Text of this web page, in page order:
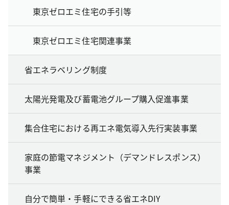
東京ゼロエミ住宅の手引等
東京ゼロエミ住宅関連事業
省エネラベリング制度
太陽光発電及び蓄電池グループ購入促進事業
集合住宅における再エネ電気導入先行実装事業
家庭の節電マネジメント（デマンドレスポンス）
事業
自分で簡単・手軽にできる省エネDIY